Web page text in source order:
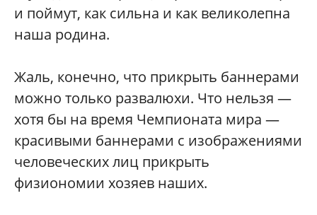
и поймут, как сильна и как великолепна
наша родина.
Жаль, конечно, что прикрыть баннерами
можно только развалюхи. Что нельзя —
хотя бы на время Чемпионата мира —
красивыми баннерами с изображениями
человеческих лиц прикрыть
физиономии хозяев наших.